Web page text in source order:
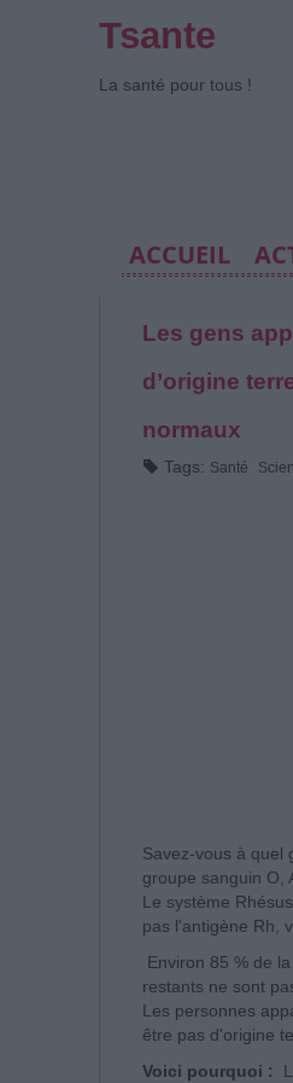
Tsante
La santé pour tous !
ACCUEIL
Les gens
d’origine
normaux
Tags: Santé
Savez-vous à quel
groupe sanguin O,
Le système
pas l'antigène Rh,
Environ 85 % de
restants ne sont
Les personnes
être pas d'origine
Voici pourquoi :